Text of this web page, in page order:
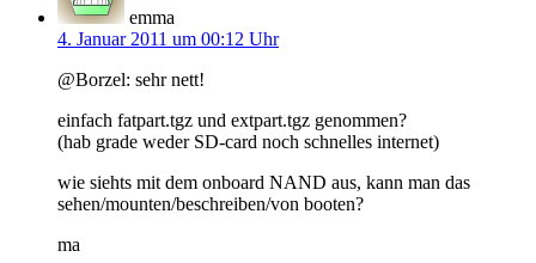
emma
4. Januar 2011 um 00:12 Uhr
@Borzel: sehr nett!
einfach fatpart.tgz und extpart.tgz genommen?
(hab grade weder SD-card noch schnelles internet)
wie siehts mit dem onboard NAND aus, kann man das
sehen/mounten/beschreiben/von booten?
ma